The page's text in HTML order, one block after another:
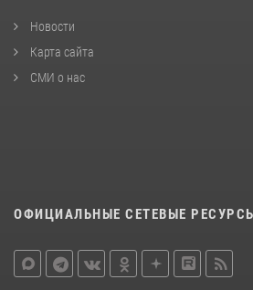
Новости
Карта сайта
СМИ о нас
ОФИЦИАЛЬНЫЕ СЕТЕВЫЕ